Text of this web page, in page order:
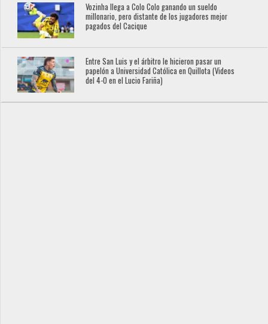
Vozinha llega a Colo Colo ganando un sueldo
millonario, pero distante de los jugadores mejor
pagados del Cacique
Entre San Luis y el árbitro le hicieron pasar un
papelón a Universidad Católica en Quillota (Videos
del 4-0 en el Lucio Fariña)